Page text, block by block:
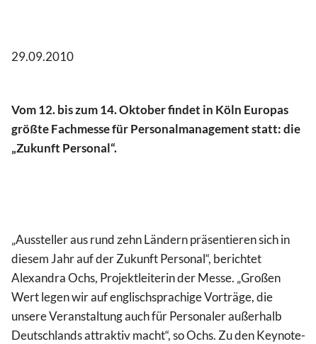
29.09.2010
Vom 12. bis zum 14. Oktober findet in Köln Europas
größte Fachmesse für Personalmanagement statt: die
„Zukunft Personal“.
„Aussteller aus rund zehn Ländern präsentieren sich in
diesem Jahr auf der Zukunft Personal“, berichtet
Alexandra Ochs, Projektleiterin der Messe. „Großen
Wert legen wir auf englischsprachige Vorträge, die
unsere Veranstaltung auch für Personaler außerhalb
Deutschlands attraktiv macht“, so Ochs. Zu den Keynote-